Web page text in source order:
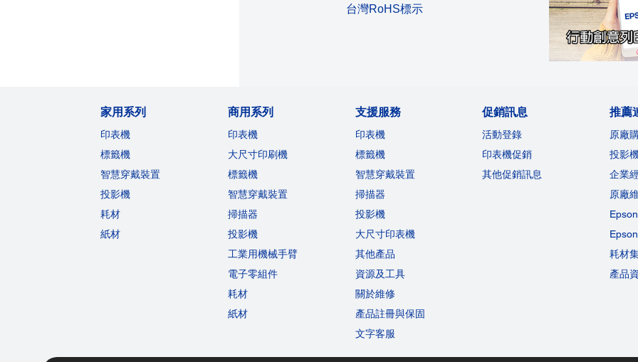
台灣RoHS標示
家用系列
印表機
標籤機
智慧穿戴裝置
投影機
耗材
紙材
商用系列
印表機
大尺寸印刷機
標籤機
智慧穿戴裝置
掃描器
投影機
工業用機械手臂
電子零組件
耗材
紙材
支援服務
印表機
標籤機
智慧穿戴裝置
掃描器
投影機
大尺寸印表機
其他產品
資源及工具
關於維修
產品註冊與保固
文字客服
促銷訊息
活動登錄
印表機促銷
其他促銷訊息
推薦
原廠
投影
企業
原廠
耗材
產品